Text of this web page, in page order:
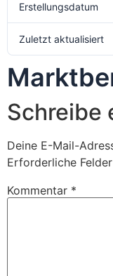
Erstellungsdatum
Zuletzt aktualisiert
Schreibe
Deine E-Mail-
Erforderliche
Kommentar *